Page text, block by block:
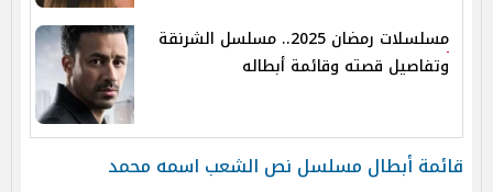
مسلسلات رمضان 2025.. مسلسل الشرنقة
وتفاصيل قصته وقائمة أبطاله
قائمة أبطال مسلسل نص الشعب اسمه محمد